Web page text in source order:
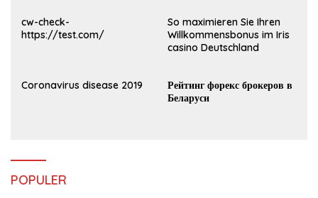
cw-check-
https://test.com/
So maximieren Sie Ihren
Willkommensbonus im Iris
casino Deutschland
Coronavirus disease 2019
Рейтинг форекс брокеров в
Беларуси
POPULER